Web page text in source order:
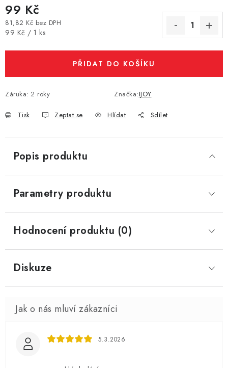
99 Kč
81,82 Kč bez DPH
Měrná cena:
99 Kč / 1 ks
PŘIDAT DO KOŠÍKU
Záruka: 2 roky Značka:IJOY
Tisk Zeptat se Hlídat Sdílet
Popis produktu
Parametry produktu
Hodnocení produktu (0)
Diskuze
5.3.2026